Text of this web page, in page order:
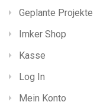
Geplante Projekte
Imker Shop
Kasse
Log In
Mein Konto